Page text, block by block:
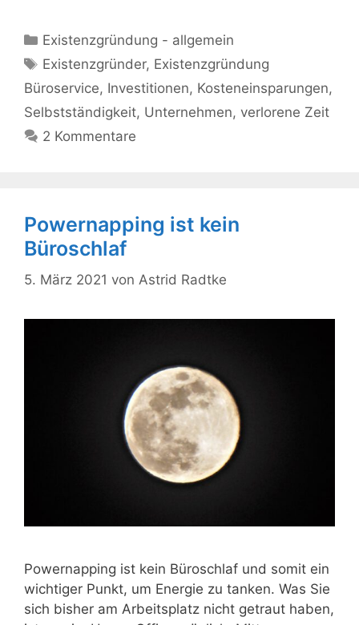
Kategorien
Existenzgründung - allgemein
Schlagwörter
Existenzgründer, Existenzgründung
Büroservice, Investitionen, Kosteneinsparungen,
Selbstständigkeit, Unternehmen, verlorene Zeit
2 Kommentare
Powernapping ist kein
Büroschlaf
5. März 2021 von Astrid Radtke
Powernapping ist kein Büroschlaf und somit ein
wichtiger Punkt, um Energie zu tanken. Was Sie
sich bisher am Arbeitsplatz nicht getraut haben,